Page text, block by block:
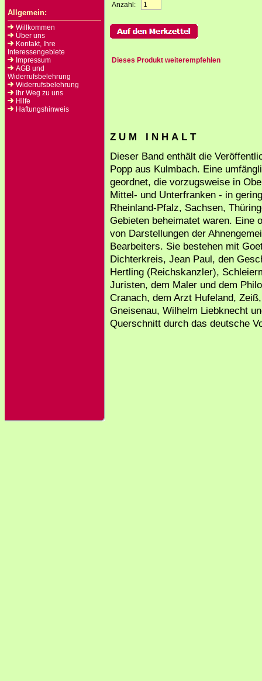
Allgemein:
Willkommen
Über uns
Kontakt, Ihre
Interessengebiete
Impressum
AGB und
Widerrufsbelehrung
Widerrufsbelehrung
Ihr Weg zu uns
Hilfe
Haftungshinweis
Anzahl:
Dieses Produkt weiterempfehlen
Z U M I N H A L T
Dieser Band enthält die
Popp aus Kulmbach. Eine
geordnet, die vorzugsweise in
Mittel- und Unterfranken - in
Rheinland-Pfalz, Sachsen,
Gebieten beheimatet waren. Eine
von Darstellungen der
Bearbeiters. Sie bestehen mit
Dichterkreis, Jean Paul, den
Hertling (Reichskanzler),
Juristen, dem Maler und dem
Cranach, dem Arzt Hufeland,
Gneisenau, Wilhelm Liebknecht
Querschnitt durch das deutsche